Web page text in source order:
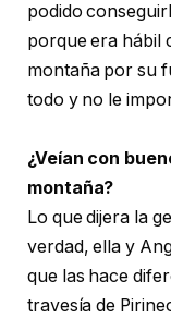
podido
porque era hábil
montaña por su
todo y no le
¿Veían con
montaña?
Lo que dijera la
verdad, ella y
que las hace
travesía de